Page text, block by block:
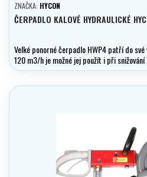
ZNAČKA: HYCON
ČERPADLO KALOVÉ HYDRAULICKÉ
Velké ponorné čerpadlo HWP4 patří do
120 m3/h je možné jej použít i při snižování
kde se obvykle používají mnohem